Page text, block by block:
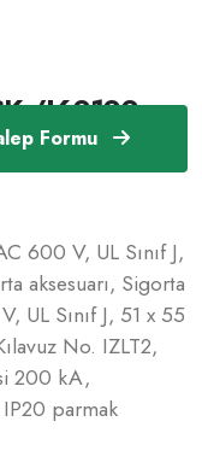
Formu
/J60100-
600 V, UL Sınıf J,
aksesuarı, Sigorta
Sınıf J, 51 x 55
No. IZLT2,
200 kA,
parmak